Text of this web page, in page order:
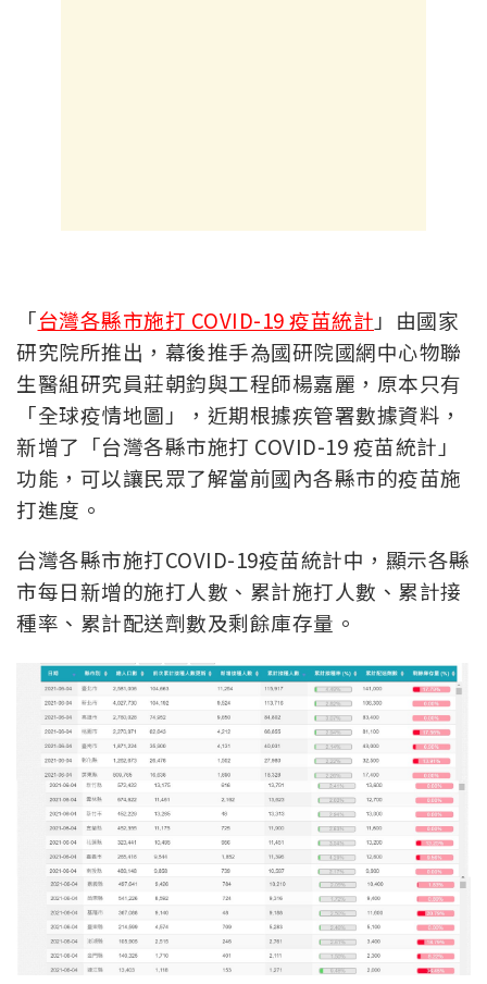
「台灣各縣市施打 COVID-19 疫苗統計 」由國家
研究院所推出，幕後推手為國研院國網中心物聯
生醫組研究員莊朝鈞與工程師楊嘉麗，原本只有
「全球疫情地圖」，近期根據疾管署數據資料，
新增了「台灣各縣市施打 COVID-19 疫苗統計」
功能，可以讓民眾了解當前國內各縣市的疫苗施
打進度。
台灣各縣市施打COVID-19疫苗統計中，顯示各縣
市每日新增的施打人數、累計施打人數、累計接
種率、累計配送劑數及剩餘庫存量。